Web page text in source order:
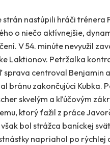
strán nastúpili hráči trénera
o niečo aktívnejšie,
V 54. minúte nevyužil
Laktionov. Petržalka
sprava centroval Benjamin
bránu zakončujúci Kubka.
skvelým a kľúčovým
ktorý ťažil z práce
však bol strážca baníckej
napriahol po rýchlej